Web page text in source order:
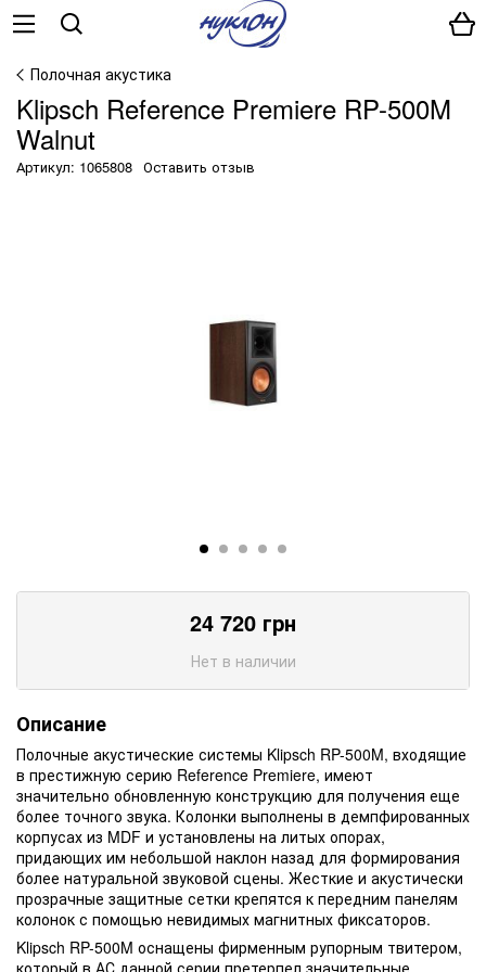
Полочная акустика
Klipsch Reference Premiere RP-500M
Walnut
Артикул: 1065808 Оставить отзыв
24 720 грн
Нет в наличии
Описание
Полочные акустические системы Klipsch RP-500M, входящие
в престижную серию Reference Premiere, имеют
значительно обновленную конструкцию для получения еще
более точного звука. Колонки выполнены в демпфированных
корпусах из MDF и установлены на литых опорах,
придающих им небольшой наклон назад для формирования
более натуральной звуковой сцены. Жесткие и акустически
прозрачные защитные сетки крепятся к передним панелям
колонок с помощью невидимых магнитных фиксаторов.
Klipsch RP-500M оснащены фирменным рупорным твитером,
который в АС данной серии претерпел значительные